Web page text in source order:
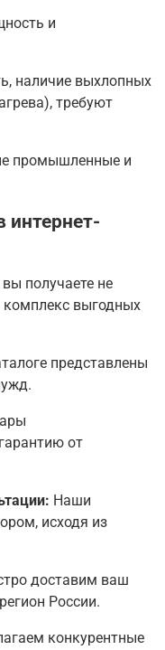
и
наличие выхлопных
требуют
промышленные и
интернет-
получаете не
комплекс выгодных
представлены
от
Наши
исходя из
доставим ваш
России.
конкурентные